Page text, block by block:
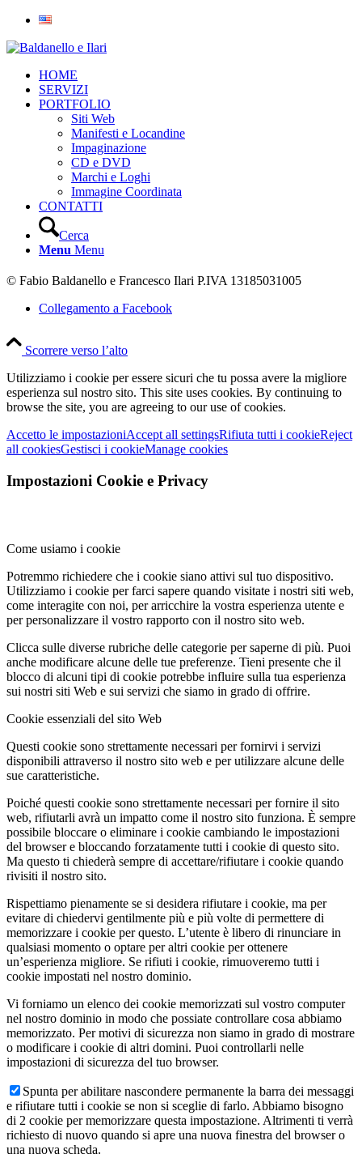
HOME
SERVIZI
PORTFOLIO
Siti Web
Manifesti e Locandine
Impaginazione
CD e DVD
Marchi e Loghi
Immagine Coordinata
CONTATTI
Cerca
Menu Menu
© Fabio Baldanello e Francesco Ilari P.IVA 13185031005
Collegamento a Facebook
Scorrere verso l’alto
Utilizziamo i cookie per essere sicuri che tu possa avere la migliore
esperienza sul nostro sito. This site uses cookies. By continuing to
browse the site, you are agreeing to our use of cookies.
Accetto le impostazioniAccept all settingsRifiuta tutti i cookieReject
all cookiesGestisci i cookieManage cookies
Impostazioni Cookie e Privacy
Come usiamo i cookie
Potremmo richiedere che i cookie siano attivi sul tuo dispositivo.
Utilizziamo i cookie per farci sapere quando visitate i nostri siti web,
come interagite con noi, per arricchire la vostra esperienza utente e
per personalizzare il vostro rapporto con il nostro sito web.
Clicca sulle diverse rubriche delle categorie per saperne di più. Puoi
anche modificare alcune delle tue preferenze. Tieni presente che il
blocco di alcuni tipi di cookie potrebbe influire sulla tua esperienza
sui nostri siti Web e sui servizi che siamo in grado di offrire.
Cookie essenziali del sito Web
Questi cookie sono strettamente necessari per fornirvi i servizi
disponibili attraverso il nostro sito web e per utilizzare alcune delle
sue caratteristiche.
Poiché questi cookie sono strettamente necessari per fornire il sito
web, rifiutarli avrà un impatto come il nostro sito funziona. È sempre
possibile bloccare o eliminare i cookie cambiando le impostazioni
del browser e bloccando forzatamente tutti i cookie di questo sito.
Ma questo ti chiederà sempre di accettare/rifiutare i cookie quando
rivisiti il nostro sito.
Rispettiamo pienamente se si desidera rifiutare i cookie, ma per
evitare di chiedervi gentilmente più e più volte di permettere di
memorizzare i cookie per questo. L’utente è libero di rinunciare in
qualsiasi momento o optare per altri cookie per ottenere
un’esperienza migliore. Se rifiuti i cookie, rimuoveremo tutti i
cookie impostati nel nostro dominio.
Vi forniamo un elenco dei cookie memorizzati sul vostro computer
nel nostro dominio in modo che possiate controllare cosa abbiamo
memorizzato. Per motivi di sicurezza non siamo in grado di mostrare
o modificare i cookie di altri domini. Puoi controllarli nelle
impostazioni di sicurezza del tuo browser.
Spunta per abilitare nascondere permanente la barra dei messaggi
e rifiutare tutti i cookie se non si sceglie di farlo. Abbiamo bisogno
di 2 cookie per memorizzare questa impostazione. Altrimenti ti verrà
richiesto di nuovo quando si apre una nuova finestra del browser o
una nuova scheda.